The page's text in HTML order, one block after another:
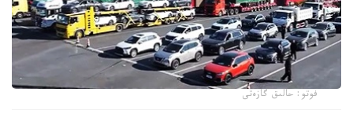
فوتو: حالىق گازەتى